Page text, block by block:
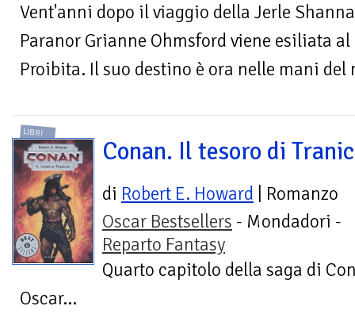
Vent'anni dopo il viaggio della Jerle
Paranor Grianne Ohmsford viene esiliata
Proibita. Il suo destino è ora nelle mani del
LIBRI
Conan. Il tesoro di
di Robert E. Howard | Romanzo
Oscar Bestsellers - Mondadori -
Reparto Fantasy
Quarto capitolo della saga di
Oscar...